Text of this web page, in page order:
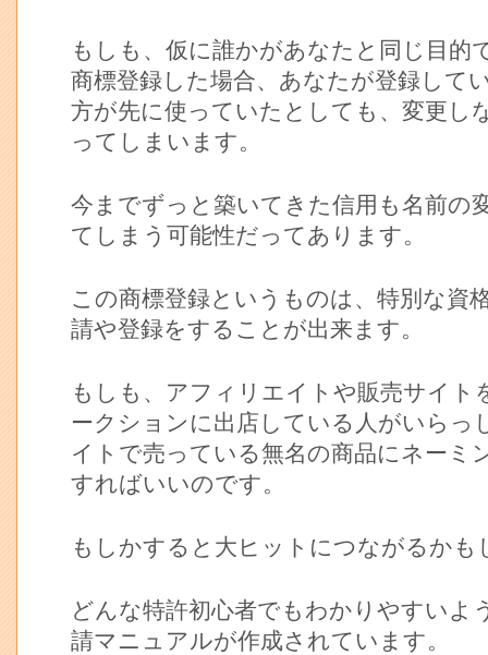
もしも、仮に誰かがあなたと同じ目的
商標登録した場合、あなたが登録して
方が先に使っていたとしても、変更し
ってしまいます。
今までずっと築いてきた信用も名前の
てしまう可能性だってあります。
この商標登録というものは、特別な資
請や登録をすることが出来ます。
もしも、アフィリエイトや販売サイト
ークションに出店している人がいらっ
イトで売っている無名の商品にネーミ
すればいいのです。
もしかすると大ヒットにつながるかも
どんな特許初心者でもわかりやすいよ
請マニュアルが作成されています。